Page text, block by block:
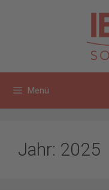
Menü
Jahr: 2025